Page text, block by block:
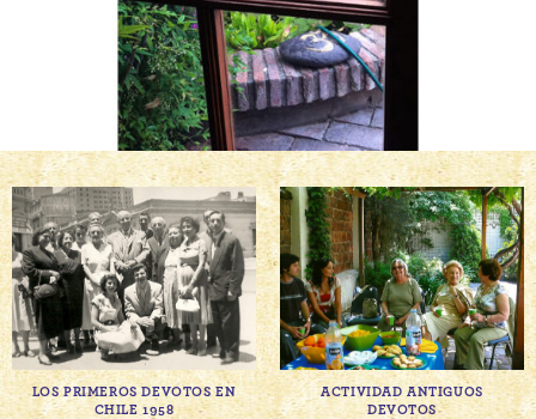
LOS PRIMEROS DEVOTOS EN
CHILE 1958
ACTIVIDAD ANTIGUOS
DEVOTOS